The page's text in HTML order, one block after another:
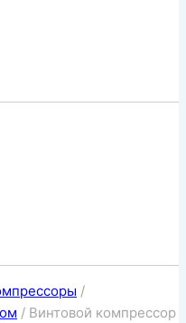
/
/ Винтовой компрессор